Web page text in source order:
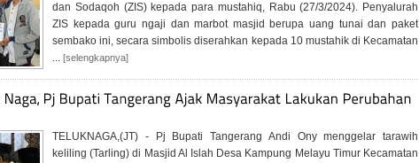
dan Sodaqoh (ZIS) kepada para mustahiq, Rabu (27/3/2024). Penyalurah
ZIS kepada guru ngaji dan marbot masjid berupa uang tunai dan paket
sembako ini, secara simbolis diserahkan kepada 10 mustahik di Kecamatan
... [selengkapnya]
TELUKNAGA,(JT) - Pj Bupati Tangerang Andi Ony menggelar tarawih
keliling (Tarling) di Masjid Al Islah Desa Kampung Melayu Timur Kecamatan